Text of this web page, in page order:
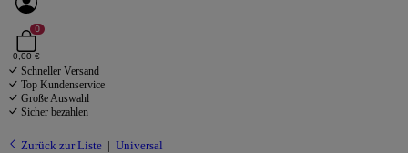
0
0,00 €
Schneller Versand
Top Kundenservice
Große Auswahl
Sicher bezahlen
Zurück zur Liste Universal